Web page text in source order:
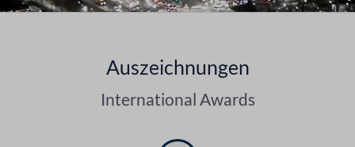
Auszeichnungen
International Awards